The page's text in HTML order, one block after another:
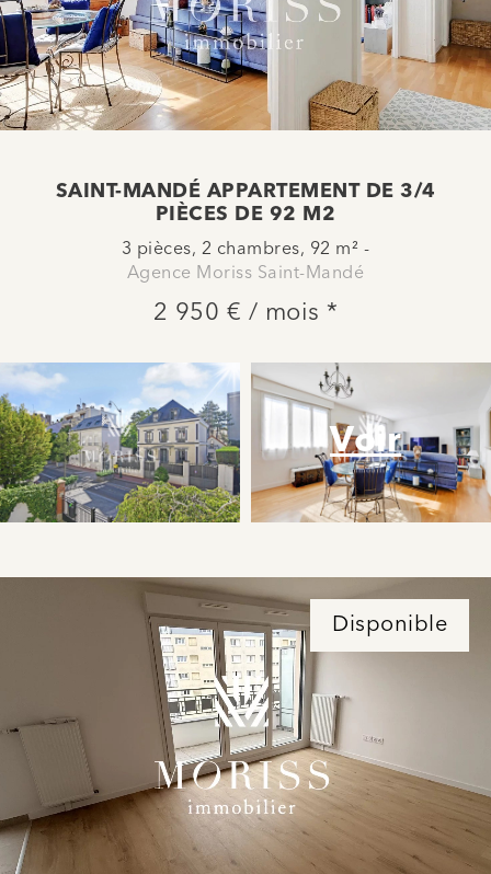
SAINT-MANDÉ APPARTEMENT DE 3/4
PIÈCES DE 92 M2
3 pièces, 2 chambres, 92 m² -
Agence Moriss Saint-Mandé
2 950 € / mois *
Voir
Disponible